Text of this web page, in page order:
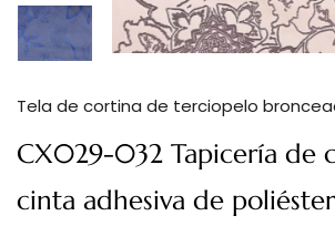
Tela de cortina de terciopelo
CX029-032 Tapicería de
cinta adhesiva de